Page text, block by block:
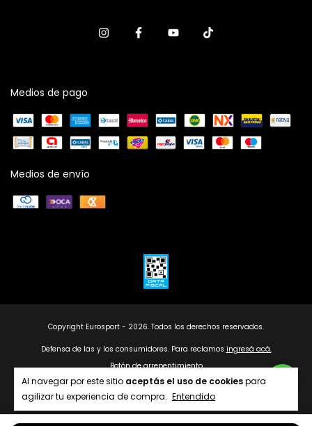
Al navegar por este sitio aceptás el uso de cookiespara
agilizar tu experiencia de compra. Entendido
Medios de pago
Medios de envío
Copyright Eurosport - 2026. Todos los derechos reservados.
Defensa de las y los consumidores. Para reclamos ingresá acá.
Botón de arrepentimiento